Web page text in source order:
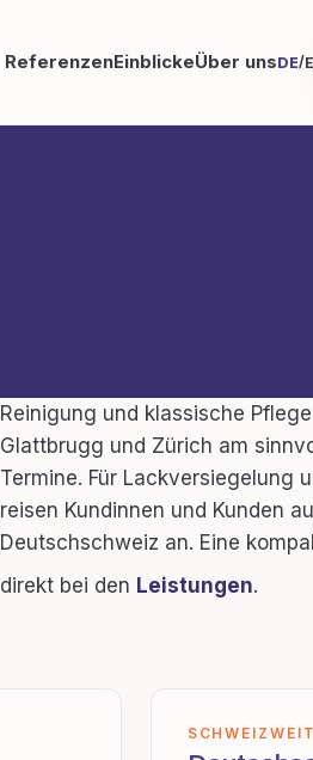
ReferenzenEinblickeÜber unsDE/
Reinigung und klassische
Glattbrugg und Zürich am
Termine. Für Lackversiegelung
reisen Kundinnen und Kunden
Deutschschweiz an. Eine
direkt bei den Leistungen.
SCHWEIZWEIT